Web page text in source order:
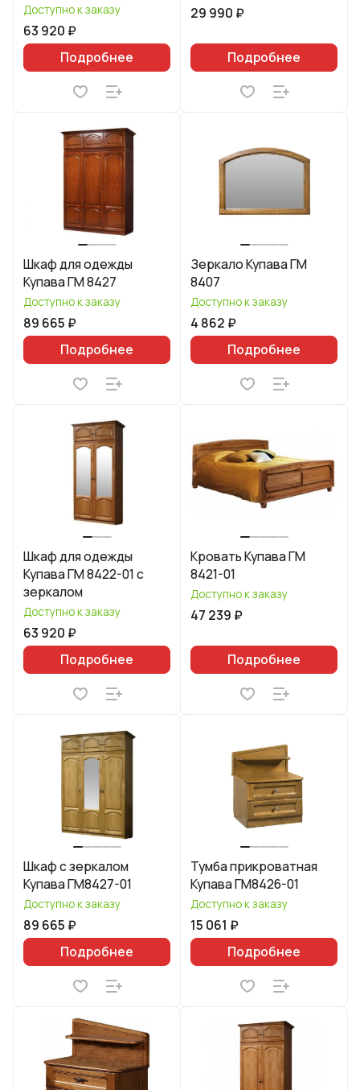
Доступно к заказу
63 920 ₽
Подробнее
29 990 ₽
Подробнее
Шкаф для одежды
Купава ГМ 8427
Доступно к заказу
89 665 ₽
Подробнее
Зеркало Купава ГМ
8407
Доступно к заказу
4 862 ₽
Подробнее
Шкаф для одежды
Купава ГМ 8422-01 с
зеркалом
Доступно к заказу
63 920 ₽
Подробнее
Кровать Купава ГМ
8421-01
Доступно к заказу
47 239 ₽
Подробнее
Шкаф с зеркалом
Купава ГМ8427-01
Доступно к заказу
89 665 ₽
Подробнее
Тумба прикроватная
Купава ГМ8426-01
Доступно к заказу
15 061 ₽
Подробнее